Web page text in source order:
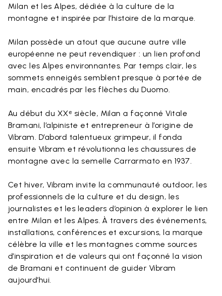
Milan et les Alpes, dédiée à la culture de la
montagne et inspirée par l’histoire de la marque.
Milan possède un atout que aucune autre ville
européenne ne peut revendiquer : un lien profond
avec les Alpes environnantes. Par temps clair, les
sommets enneigés semblent presque à portée de
main, encadrés par les flèches du Duomo.
Au début du XXᵉ siècle, Milan a façonné Vitale
Bramani, l’alpiniste et entrepreneur à l’origine de
Vibram. D’abord talentueux grimpeur, il fonda
ensuite Vibram et révolutionna les chaussures de
montagne avec la semelle Carrarmato en 1937.
Cet hiver, Vibram invite la communauté outdoor, les
professionnels de la culture et du design, les
journalistes et les leaders d’opinion à explorer le lien
entre Milan et les Alpes. À travers des événements,
installations, conférences et excursions, la marque
célèbre la ville et les montagnes comme sources
d’inspiration et de valeurs qui ont façonné la vision
de Bramani et continuent de guider Vibram
aujourd’hui.